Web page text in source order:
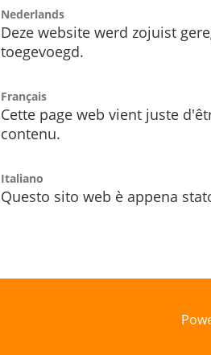
Nederlands
Deze website werd zojuist
toegevoegd.
Français
Cette page web vient juste
contenu.
Italiano
Questo sito web è appena